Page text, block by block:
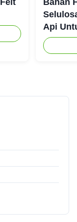
★★★★★
★★★★★
Bahan
Api